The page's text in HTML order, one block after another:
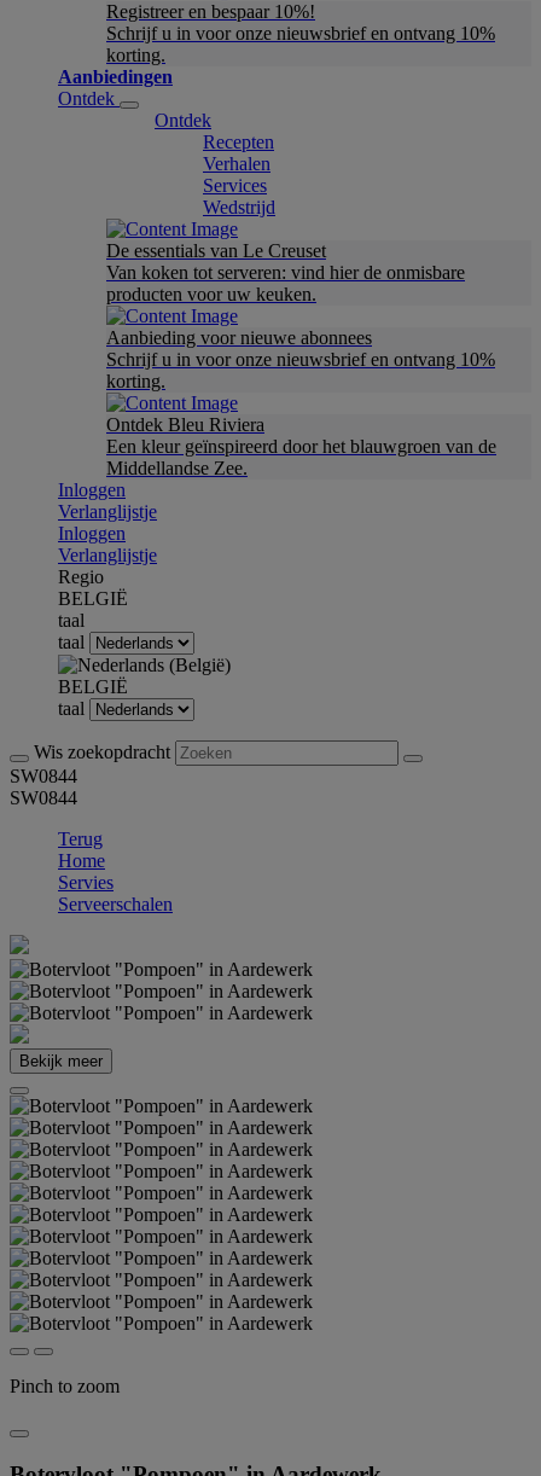
Registreer en bespaar 10%!
Schrijf u in voor onze nieuwsbrief en ontvang 10%
korting.
Aanbiedingen
Ontdek
Ontdek
Recepten
Verhalen
Services
Wedstrijd
De essentials van Le Creuset
Van koken tot serveren: vind hier de onmisbare
producten voor uw keuken.
Aanbieding voor nieuwe abonnees
Schrijf u in voor onze nieuwsbrief en ontvang 10%
korting.
Ontdek Bleu Riviera
Een kleur geïnspireerd door het blauwgroen van de
Middellandse Zee.
Inloggen
Verlanglijstje
Inloggen
Verlanglijstje
Regio
BELGIË
taal
taal
BELGIË
taal
Wis zoekopdracht
SW0844
SW0844
Terug
Home
Servies
Serveerschalen
Bekijk meer
Pinch to zoom